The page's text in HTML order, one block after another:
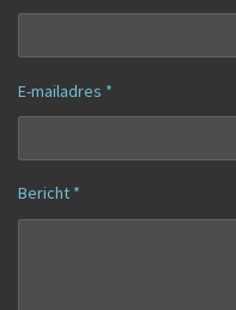
E-mailadres *
Bericht *